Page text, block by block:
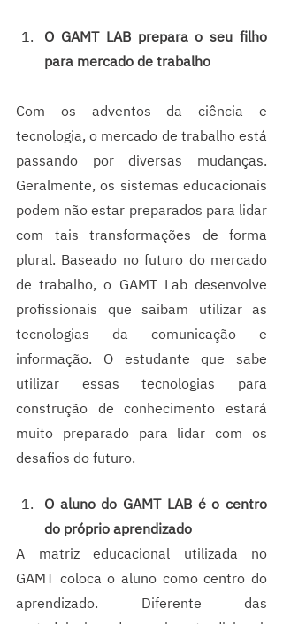
O GAMT LAB prepara o seu filho
para mercado de trabalho
Com os adventos da ciência e
tecnologia, o mercado de trabalho está
passando por diversas mudanças.
Geralmente, os sistemas educacionais
podem não estar preparados para lidar
com tais transformações de forma
plural. Baseado no futuro do mercado
de trabalho, o GAMT Lab desenvolve
profissionais que saibam utilizar as
tecnologias da comunicação e
informação. O estudante que sabe
utilizar essas tecnologias para
construção de conhecimento estará
muito preparado para lidar com os
desafios do futuro.
O aluno do GAMT LAB é o centro
do próprio aprendizado
A matriz educacional utilizada no
GAMT coloca o aluno como centro do
aprendizado. Diferente das